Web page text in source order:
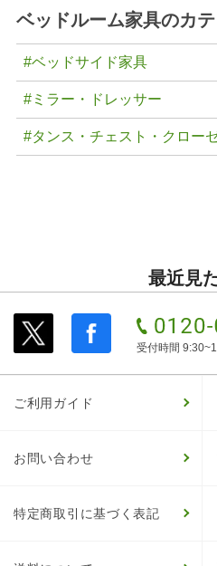
ベッドルーム家具のカ
#ベッドサイド家具
#ミラー・ドレッサー
#タンス・チェスト・クロー
最近見
受付時間
ご利用ガイド
お問い合わせ
特定商取引に基づく表記